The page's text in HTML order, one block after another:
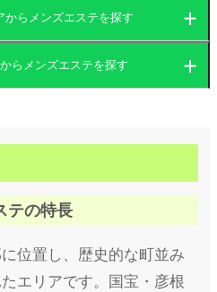
京都府
滋賀県
らメンズエステを探す
滋賀県
らメンズエステを探す
群馬県
東京都
千葉県
岐阜県
静岡県
道・東北
岩手県
テの特長
位置し、歴史的な町並み
エリアです。国宝・彦根